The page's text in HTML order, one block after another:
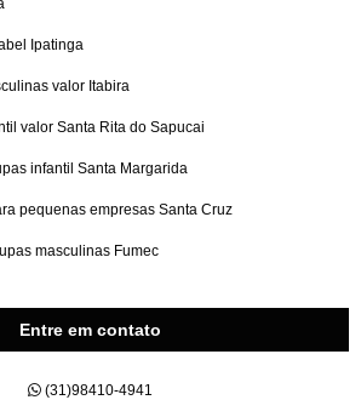
Ipatinga
valor Itabira
valor Santa Rita do Sapucai
infantil Santa Margarida
pequenas empresas Santa Cruz
masculinas Fumec
Entre em contato
(31)98410-4941